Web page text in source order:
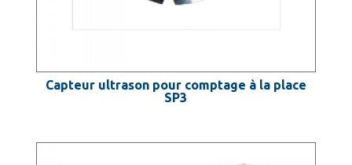
Capteur ultrason pour comptage à la place
SP3